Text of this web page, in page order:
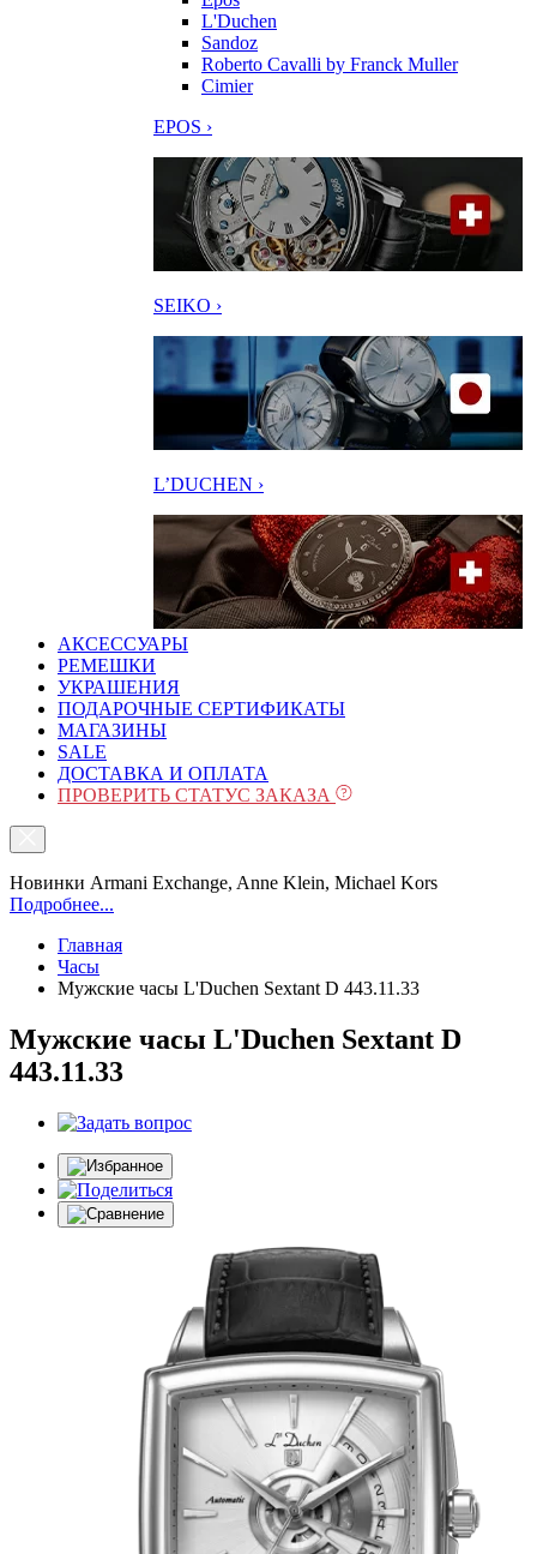
L'Duchen
Sandoz
Roberto Cavalli by Franck Muller
Cimier
EPOS ›
SEIKO ›
L’DUCHEN ›
АКСЕССУАРЫ
РЕМЕШКИ
УКРАШЕНИЯ
ПОДАРОЧНЫЕ СЕРТИФИКАТЫ
МАГАЗИНЫ
SALE
ДОСТАВКА И ОПЛАТА
ПРОВЕРИТЬ СТАТУС ЗАКАЗА
Новинки Armani Exchange, Anne Klein, Michael Kors
Подробнее...
Главная
Часы
Мужские часы L'Duchen Sextant D 443.11.33
Мужские часы L'Duchen Sextant D
443.11.33